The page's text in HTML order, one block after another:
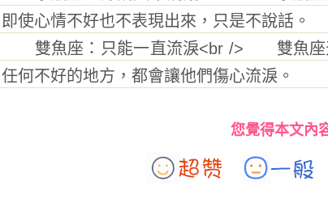
即使心情不好也不表現出來，只是不說話。
雙魚座：只能一直流淚<br /> 雙魚座天
任何不好的地方，都會讓他們傷心流淚。
您覺得本文內